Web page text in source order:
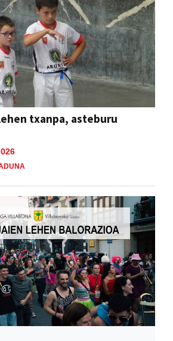
txanpa, asteburu